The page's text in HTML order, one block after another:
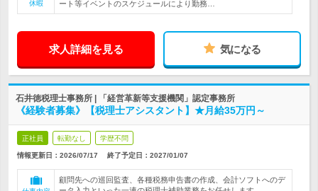
休暇
ート等イベントのスケジュールにより勤務…
求人詳細を見る 気になる
石井徳税理士事務所 | 「経営革新等支援機関」認定事務所
《経験者募集》【税理士アシスタント】★月給35万円～
正社員 転勤なし 学歴不問
情報更新日：2026/07/17 終了予定日： 2027/01/07
顧問先への巡回監査、各種税務申告書の作成、会計ソフトへのデ